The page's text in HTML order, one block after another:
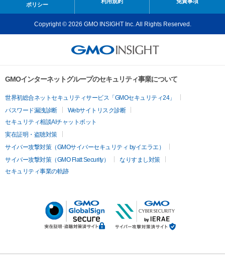
ポリシー
Copyright © 2026 GMO INSIGHT Inc. All Rights Reserved.
GMOインターネットグループのセキュリティ事業について
世界初総合ネットセキュリティサービス「GMOセキュリティ24」
パスワード漏洩診断
Webサイトリスク診断
セキュリティ相談AIチャットボット
実在証明・盗聴対策
サイバー攻撃対策（GMOサイバーセキュリティ byイエラエ）
サイバー攻撃対策（GMO Flatt Security）
なりすまし対策
セキュリティ事業の軌跡